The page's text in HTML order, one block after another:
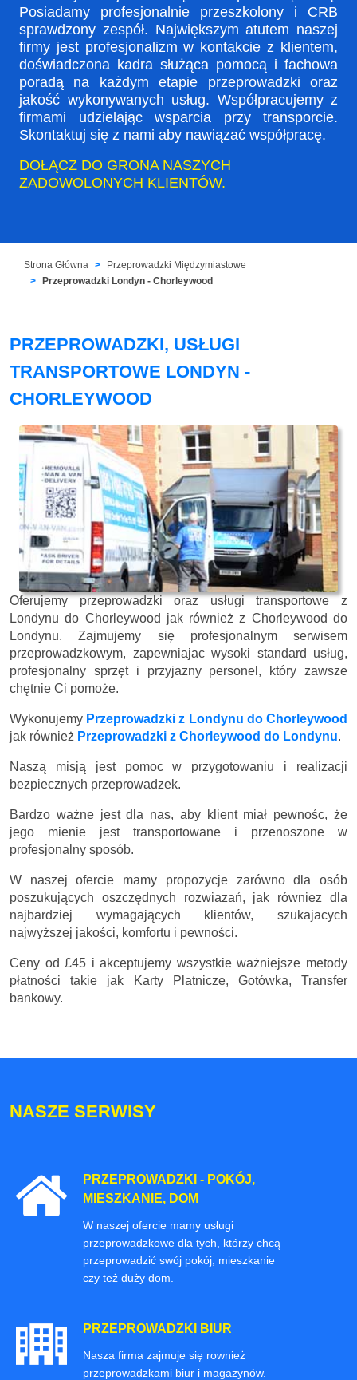
Posiadamy profesjonalnie przeszkolony i CRB
sprawdzony zespół. Największym atutem naszej
firmy jest profesjonalizm w kontakcie z klientem,
doświadczona kadra służąca pomocą i fachowa
poradą na każdym etapie przeprowadzki oraz
jakość wykonywanych usług. Współpracujemy z
firmami udzielając wsparcia przy transporcie.
Skontaktuj się z nami aby nawiązać współpracę.
DOŁĄCZ DO GRONA NASZYCH
ZADOWOLONYCH KLIENTÓW.
Strona Główna
Przeprowadzki Międzymiastowe
Przeprowadzki Londyn - Chorleywood
PRZEPROWADZKI, USŁUGI
TRANSPORTOWE LONDYN -
CHORLEYWOOD
Oferujemy przeprowadzki oraz usługi transportowe z
Londynu do Chorleywood jak również z Chorleywood do
Londynu. Zajmujemy się profesjonalnym serwisem
przeprowadzkowym, zapewniajac wysoki standard usług,
profesjonalny sprzęt i przyjazny personel, który zawsze
chętnie Ci pomoże.
Wykonujemy Przeprowadzki z Londynu do Chorleywood
jak również Przeprowadzki z Chorleywood do Londynu.
Naszą misją jest pomoc w przygotowaniu i realizacji
bezpiecznych przeprowadzek.
Bardzo ważne jest dla nas, aby klient miał pewnośc, że
jego mienie jest transportowane i przenoszone w
profesjonalny sposób.
W naszej ofercie mamy propozycje zarówno dla osób
poszukujących oszczędnych rozwiazań, jak równiez dla
najbardziej wymagających klientów, szukajacych
najwyższej jakości, komfortu i pewności.
Ceny od £45 i akceptujemy wszystkie ważniejsze metody
płatności takie jak Karty Platnicze, Gotówka, Transfer
bankowy.
NASZE SERWISY
PRZEPROWADZKI - POKÓJ,
MIESZKANIE, DOM
W naszej ofercie mamy usługi
przeprowadzkowe dla tych, którzy chcą
przeprowadzić swój pokój, mieszkanie
czy też duży dom.
PRZEPROWADZKI BIUR
Nasza firma zajmuje się rownież
przeprowadzkami biur i magazynów.